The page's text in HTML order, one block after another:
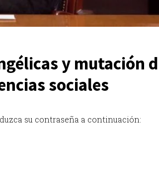
y mutación
sociales
su contraseña a continuación: